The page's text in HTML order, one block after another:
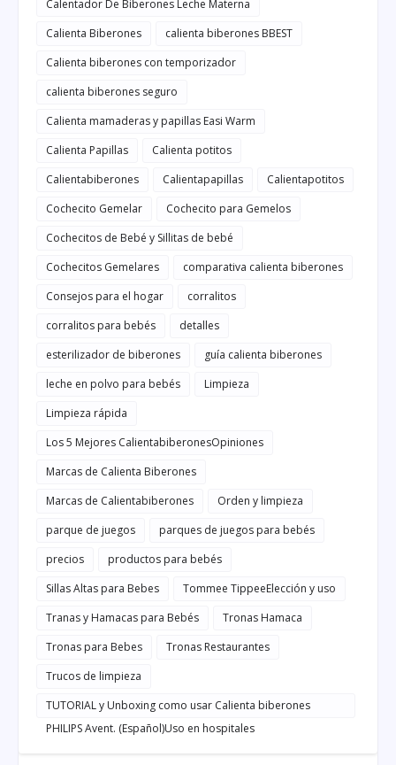
Calentador De Biberones Leche Materna
Calienta Biberones
calienta biberones BBEST
Calienta biberones con temporizador
calienta biberones seguro
Calienta mamaderas y papillas Easi Warm
Calienta Papillas
Calienta potitos
Calientabiberones
Calientapapillas
Calientapotitos
Cochecito Gemelar
Cochecito para Gemelos
Cochecitos de Bebé y Sillitas de bebé
Cochecitos Gemelares
comparativa calienta biberones
Consejos para el hogar
corralitos
corralitos para bebés
detalles
esterilizador de biberones
guía calienta biberones
leche en polvo para bebés
Limpieza
Limpieza rápida
Los 5 Mejores CalientabiberonesOpiniones
Marcas de Calienta Biberones
Marcas de Calientabiberones
Orden y limpieza
parque de juegos
parques de juegos para bebés
precios
productos para bebés
Sillas Altas para Bebes
Tommee TippeeElección y uso
Tranas y Hamacas para Bebés
Tronas Hamaca
Tronas para Bebes
Tronas Restaurantes
Trucos de limpieza
TUTORIAL y Unboxing como usar Calienta biberones
PHILIPS Avent. (Español)Uso en hospitales